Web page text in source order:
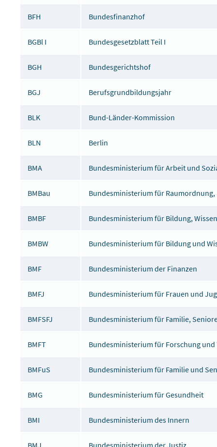
BFH Bundesfinanzhof
BGBl I Bundesgesetzblatt Teil I
BGH Bundesgerichtshof
BGJ Berufsgrundbildungsjahr
BLK Bund-Länder-Kommission
BLN Berlin
BMA Bundesministerium für Arbeit und
BMBau Bundesministerium für Raumordnung,
BMBF Bundesministerium für Bildung,
BMBW Bundesministerium für Bildung und
BMF Bundesministerium der Finanzen
BMFJ Bundesministerium für Frauen und
BMFSFJ Bundesministerium für Familie,
BMFT Bundesministerium für Forschung und
BMFuS Bundesministerium für Familie und
BMG Bundesministerium für Gesundheit
BMI Bundesministerium des Innern
BMJ Bundesministerium der Justiz